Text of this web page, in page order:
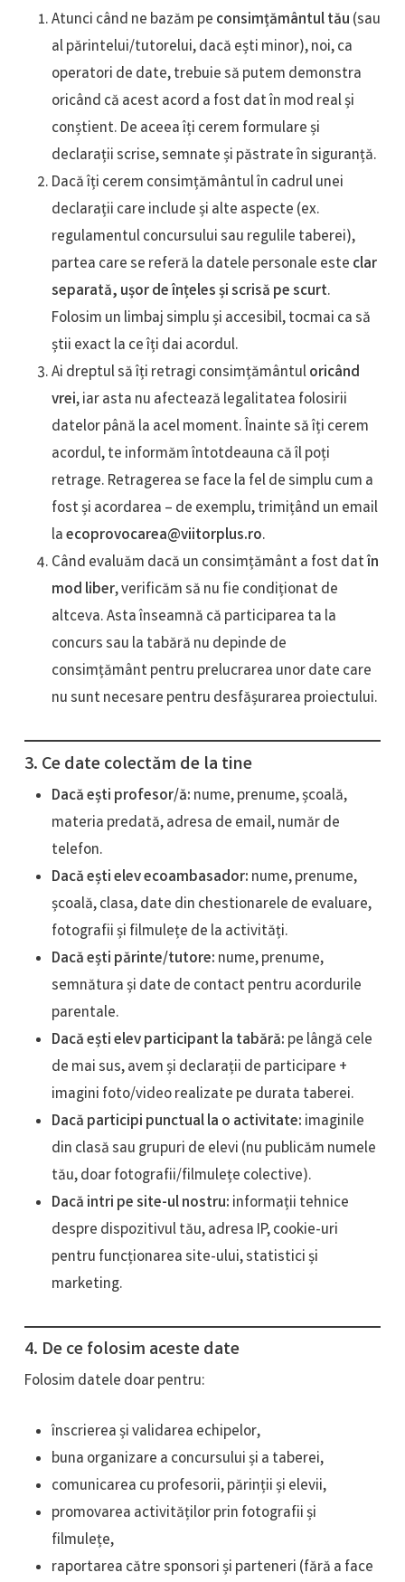
Atunci când ne bazăm pe consimțământul tău (sau
al părintelui/tutorelui, dacă ești minor), noi, ca
operatori de date, trebuie să putem demonstra
oricând că acest acord a fost dat în mod real și
conștient. De aceea îți cerem formulare și
declarații scrise, semnate și păstrate în siguranță.
Dacă îți cerem consimțământul în cadrul unei
declarații care include și alte aspecte (ex.
regulamentul concursului sau regulile taberei),
partea care se referă la datele personale este clar
separată, ușor de înțeles și scrisă pe scurt.
Folosim un limbaj simplu și accesibil, tocmai ca să
știi exact la ce îți dai acordul.
Ai dreptul să îți retragi consimțământuloricând
vrei, iar asta nu afectează legalitatea folosirii
datelor până la acel moment. Înainte să îți cerem
acordul, te informăm întotdeauna că îl poți
retrage. Retragerea se face la fel de simplu cum a
fost și acordarea – de exemplu, trimițând un email
laecoprovocarea@viitorplus.ro.
Când evaluăm dacă un consimțământ a fost datîn
mod liber, verificăm să nu fie condiționat de
altceva. Asta înseamnă că participarea ta la
concurs sau la tabără nu depinde de
consimțământ pentru prelucrarea unor date care
nu sunt necesare pentru desfășurarea proiectului.
3. Ce date colectăm de la tine
Dacă ești profesor/ă: nume, prenume, școală,
materia predată, adresa de email, număr de
telefon.
Dacă ești elev ecoambasador: nume, prenume,
școală, clasa, date din chestionarele de evaluare,
fotografii și filmulețe de la activități.
Dacă ești părinte/tutore: nume, prenume,
semnătura și date de contact pentru acordurile
parentale.
Dacă ești elev participant la tabără: pe lângă cele
de mai sus, avem și declarații de participare +
imagini foto/video realizate pe durata taberei.
Dacă participi punctual la o activitate: imaginile
din clasă sau grupuri de elevi (nu publicăm numele
tău, doar fotografii/filmulețe colective).
Dacă intri pe site-ul nostru: informații tehnice
despre dispozitivul tău, adresa IP, cookie-uri
pentru funcționarea site-ului, statistici și
marketing.
4. De ce folosim aceste date
Folosim datele doar pentru:
înscrierea și validarea echipelor,
buna organizare a concursului și a taberei,
comunicarea cu profesorii, părinții și elevii,
promovarea activităților prin fotografii și
filmulețe,
raportarea către sponsori și parteneri (fără a face